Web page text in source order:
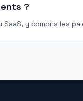
?
SaaS, y compris les